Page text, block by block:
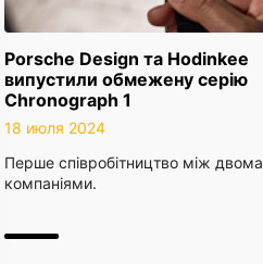
Porsche Design та Hodinkee
випустили обмежену серію
Chronograph 1
18 июля 2024
Перше співробітництво між двома
компаніями.